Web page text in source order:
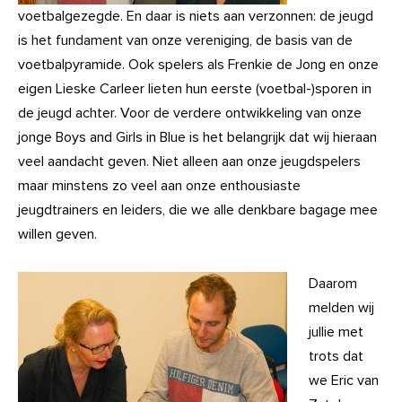
voetbalgezegde. En daar is niets aan verzonnen: de jeugd
is het fundament van onze vereniging, de basis van de
voetbalpyramide. Ook spelers als Frenkie de Jong en onze
eigen Lieske Carleer lieten hun eerste (voetbal-)sporen in
de jeugd achter. Voor de verdere ontwikkeling van onze
jonge Boys and Girls in Blue is het belangrijk dat wij hieraan
veel aandacht geven. Niet alleen aan onze jeugdspelers
maar minstens zo veel aan onze enthousiaste
jeugdtrainers en leiders, die we alle denkbare bagage mee
willen geven.
Daarom
melden wij
jullie met
trots dat
we Eric van